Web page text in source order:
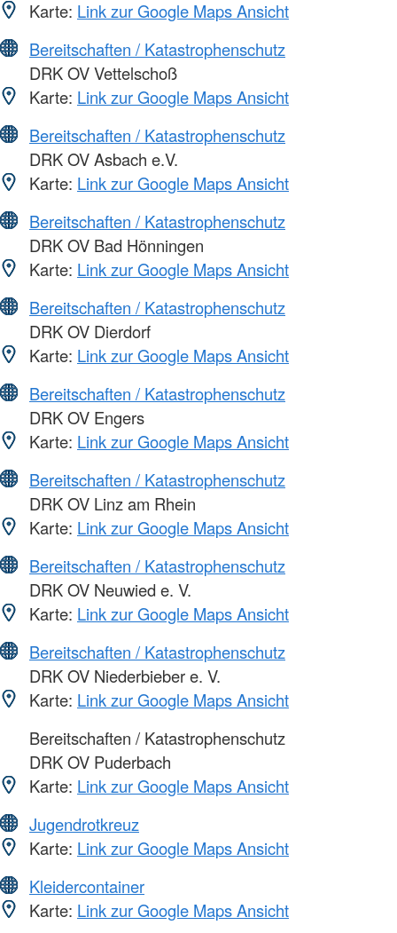
Karte: Link zur Google Maps Ansicht
Bereitschaften / Katastrophenschutz
DRK OV Vettelschoß
Karte: Link zur Google Maps Ansicht
Bereitschaften / Katastrophenschutz
DRK OV Asbach e.V.
Karte: Link zur Google Maps Ansicht
Bereitschaften / Katastrophenschutz
DRK OV Bad Hönningen
Karte: Link zur Google Maps Ansicht
Bereitschaften / Katastrophenschutz
DRK OV Dierdorf
Karte: Link zur Google Maps Ansicht
Bereitschaften / Katastrophenschutz
DRK OV Engers
Karte: Link zur Google Maps Ansicht
Bereitschaften / Katastrophenschutz
DRK OV Linz am Rhein
Karte: Link zur Google Maps Ansicht
Bereitschaften / Katastrophenschutz
DRK OV Neuwied e. V.
Karte: Link zur Google Maps Ansicht
Bereitschaften / Katastrophenschutz
DRK OV Niederbieber e. V.
Karte: Link zur Google Maps Ansicht
Bereitschaften / Katastrophenschutz
DRK OV Puderbach
Karte: Link zur Google Maps Ansicht
Jugendrotkreuz
Karte: Link zur Google Maps Ansicht
Kleidercontainer
Karte: Link zur Google Maps Ansicht